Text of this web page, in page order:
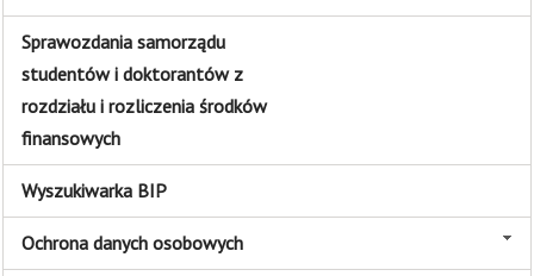
Sprawozdania samorządu
studentów i doktorantów z
rozdziału i rozliczenia środków
finansowych
Wyszukiwarka BIP
Ochrona danych osobowych